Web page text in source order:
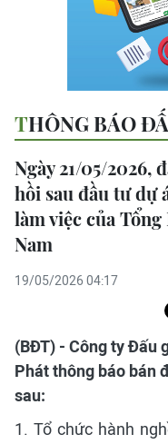
THÔNG BÁO
Ngày 21/05/2026,
hồi sau đầu tư dự
làm việc của
Nam
19/05/2026 04:17
(BĐT) - Công ty Đấu
Phát thông báo bán
sau:
1. Tổ chức hành